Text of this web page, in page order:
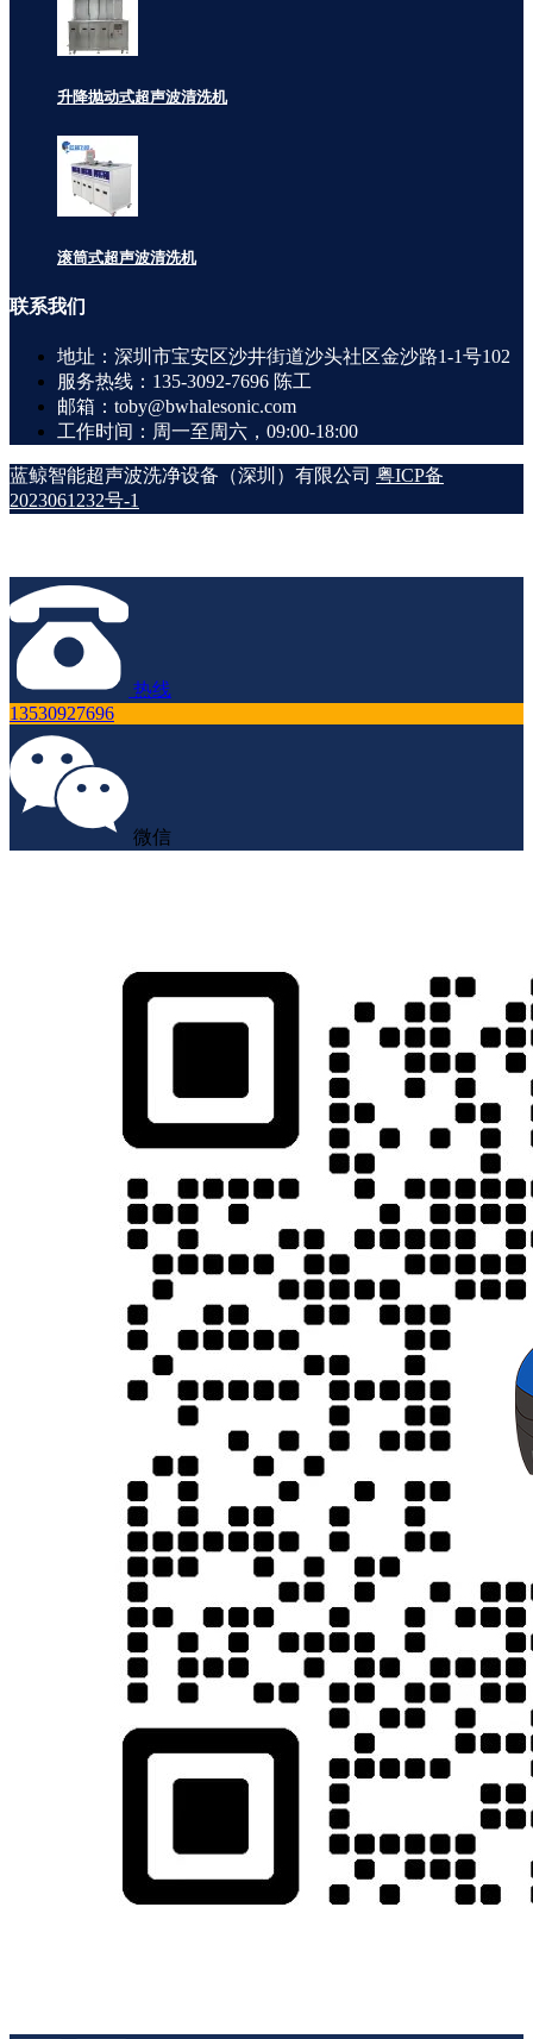
升降抛动式超声波清洗机
滚筒式超声波清洗机
联系我们
地址：深圳市宝安区沙井街道沙头社区金沙路1-1号102
服务热线：135-3092-7696 陈工
邮箱：toby@bwhalesonic.com
工作时间：周一至周六，09:00-18:00
蓝鲸智能超声波洗净设备（深圳）有限公司 粤ICP备
2023061232号-1
热线
13530927696
微信